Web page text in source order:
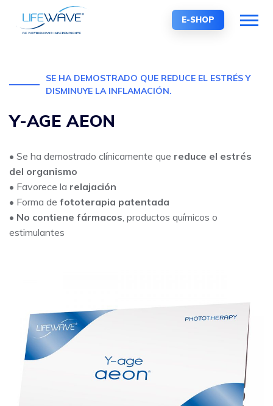
E-SHOP
SE HA DEMOSTRADO QUE REDUCE EL ESTRÉS Y
DISMINUYE LA INFLAMACIÓN.
Y-AGE AEON
• Se ha demostrado clínicamente que reduce el estrés
del organismo
• Favorece la relajación
• Forma de fototerapia patentada
• No contiene fármacos , productos químicos o
estimulantes